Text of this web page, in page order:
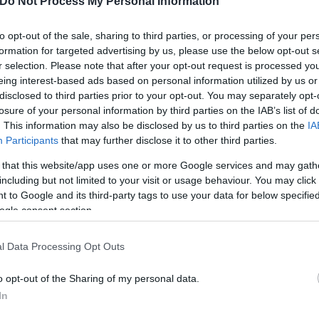
opt-out of the sale, sharing to third parties, or processing of your
for targeted advertising by us, please use the below opt-out
selection. Please note that after your opt-out request is processed
interest-based ads based on personal information utilized by us
to third parties prior to your opt-out. You may separately
of your personal information by third parties on the IAB’s list of
This information may also be disclosed by us to third parties on the
Participants that may further disclose it to other third parties.
that this website/app uses one or more Google services and may
but not limited to your visit or usage behaviour. You may
to Google and its third-party tags to use your data for below
consent section.
Data Processing Opt Outs
opt-out of the Sharing of my personal data.
εκεχειρίας - Αναμένεται έγκριση από
αφίξεων στο Νιούαρκ - Φόβοι για χάος στα
με τον Ντόναλντ Τραμπ
κοντά σε ξενοδοχείο όπου θα έμενε ο Μακρόν -